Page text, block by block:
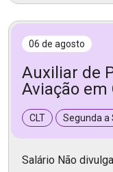
06 de agosto
Auxiliar de
Aviação em
CLT Segunda a
Salário Não